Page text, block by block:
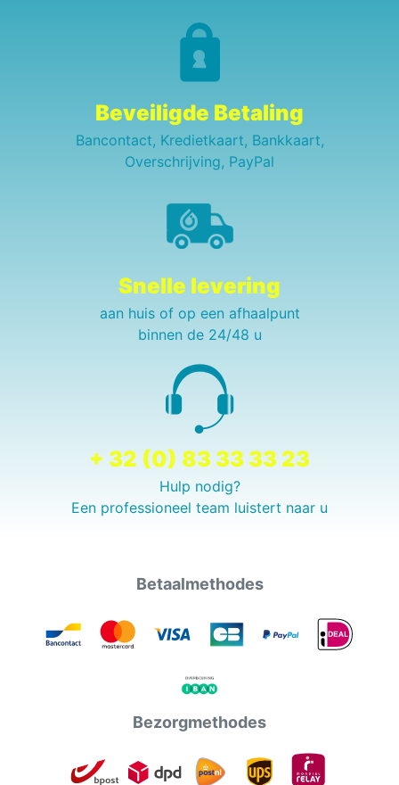
Beveiligde Betaling
Bancontact, Kredietkaart, Bankkaart,
Overschrijving, PayPal
Snelle levering
aan huis of op een afhaalpunt
binnen de 24/48 u
+ 32 (0) 83 33 33 23
Hulp nodig?
Een professioneel team luistert naar u
Betaalmethodes
Bezorgmethodes